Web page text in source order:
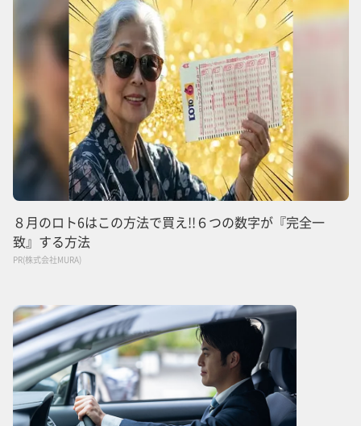
８月のロト6はこの方法で買え!!６つの数字が『完全一
致』する方法
PR(株式会社MURA)